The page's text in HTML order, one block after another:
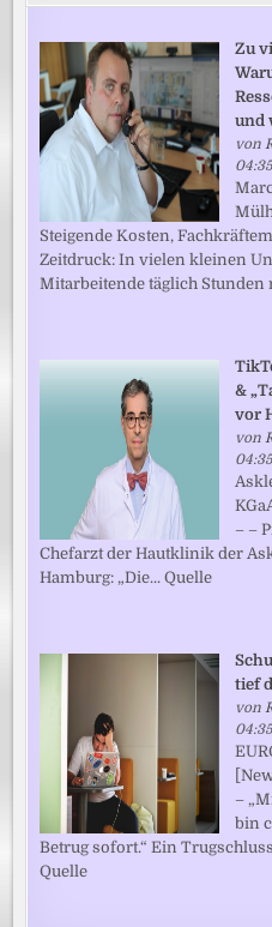
Zu
und
von
04:35
Steigende Kosten,
Zeitdruck: In vielen kleinen
Mitarbeitende täglich
&
vor
von
04:35
– –
Chefarzt der Hautklinik der
Hamburg: „Die... Quelle
tief
von
04:35
–
bin
Betrug sofort.“ Ein
Quelle